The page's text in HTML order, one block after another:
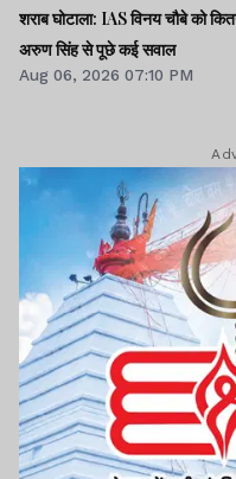
शराब घोटाला: IAS विनय चौबे को
अरुण सिंह से पूछे कई सवाल
Aug 06, 2026 07:10 PM